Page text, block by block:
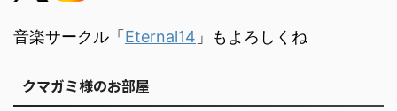
音楽サークル「Eternal14 」もよろしくね
クマガミ様のお部屋